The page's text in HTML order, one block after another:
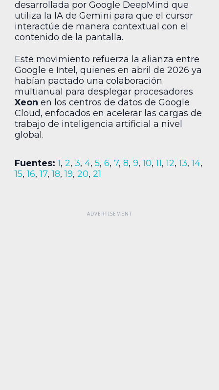
desarrollada por Google DeepMind que
utiliza la IA de Gemini para que el cursor
interactúe de manera contextual con el
contenido de la pantalla.
Este movimiento refuerza la alianza entre
Google e Intel, quienes en abril de 2026 ya
habían pactado una colaboración
multianual para desplegar procesadores
Xeon en los centros de datos de Google
Cloud, enfocados en acelerar las cargas de
trabajo de inteligencia artificial a nivel
global.
Fuentes: 1, 2, 3, 4, 5, 6, 7, 8, 9,10,11,12,13,14,
15,16,17,18,19, 20, 21